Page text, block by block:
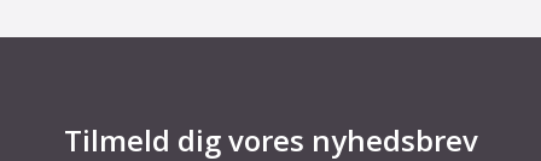
Tilmeld dig vores nyhedsbrev